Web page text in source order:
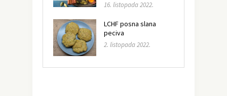
16. listopada 2022.
LCHF posna slana
peciva
2. listopada 2022.